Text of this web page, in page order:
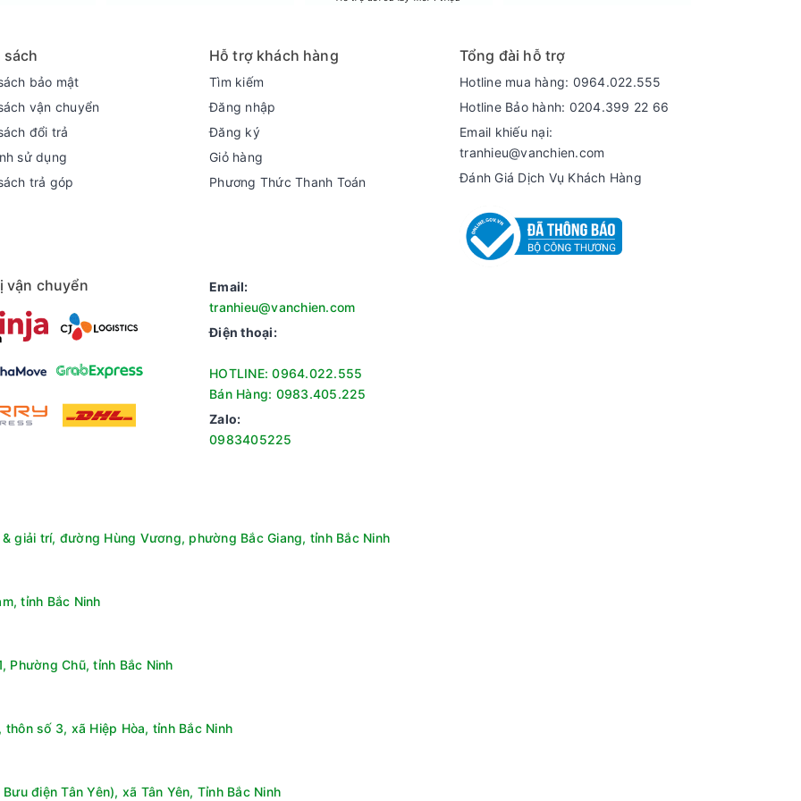
chìm đắm nhất khi xem hoặc khi chơi game.
hình ảnh mượt mà, chi tiết sống động hơn giúp trải nghiệm giải trí, chiến game, xem phim thêm hấp dẫn.
HDR như Dolby Vision, HDR 10+, HDR10, HLG... đồng thời có thể nâng cấp chất lượng SDR lên HDR mà trải
hấp dẫn bất ngờ.
thông minh, vượt trội nhằm phân tích cảnh quay và tinh chỉnh theo nội dung hình ảnh cho bạn trải nghiệm
nghệ hình ảnh hiện đại
dụng công nghệ QLED hàng đầu thế giới để đem lại độ tương phản và dải màu rộng tương đương OLED cho
sách
bảo mật
vận chuyển
đổi trả
sử dụng
trả góp
Hỗ trợ khách hàng
Tìm kiếm
Đăng nhập
Đăng ký
Giỏ hàng
Phương Thức Thanh Toán
Tổng đài hỗ trợ
Hotline mua hàng: 0964.022.555
Hotline Bảo hành: 0204.399 22 66
Email khiếu nại:
tranhieu@vanchien.com
Đánh Giá Dịch Vụ Khách Hàng
vận chuyển
Email:
tranhieu@vanchien.com
Điện thoại:
HOTLINE: 0964.022.555
Bán Hàng: 0983.405.225
Zalo:
0983405225
giải trí, đường Hùng Vương, phường Bắc Giang, tỉnh Bắc Ninh
tỉnh Bắc Ninh
Phường Chũ, tỉnh Bắc Ninh
số 3, xã Hiệp Hòa, tỉnh Bắc Ninh
điện Tân Yên), xã Tân Yên, Tỉnh Bắc Ninh